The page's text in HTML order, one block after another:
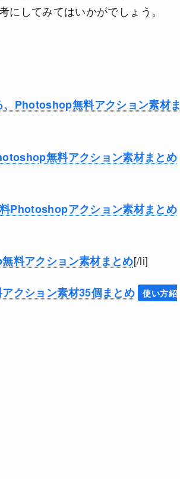
してみてはいかがでしょう。
Photoshop無料アクション素材ま
無料アクション素材まとめ
Photoshopアクション素材まとめ
料アクション素材まとめ[/li]
クション素材35個まとめ
使い方紹